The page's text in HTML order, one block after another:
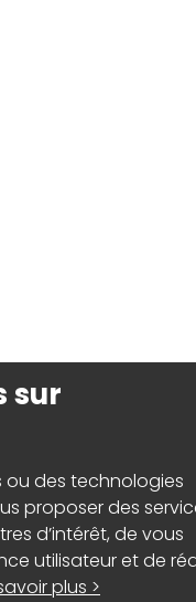
sur
ou des technologies
proposer des
d’intérêt, de vous
utilisateur et de
plus >